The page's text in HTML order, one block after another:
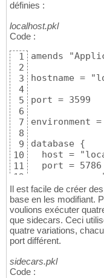
14
16
17
18
19
20
21
22
23
24
25
26
27
28
29
31
32
/// The
username:
/// The
  host: String
/// The
/// The
dbName:
typealias
définies :
localhost.pkl
Code :
1
2
3
4
5
6
7
8
9
10
11
12
13
14
15
amends
hostname =
port = 3599
environment
database {
host =
  port = 5786
username =
password =
dbName =
}
Il est facile de créer
base en les modifiant.
voulions exécuter
que sidecars. Ceci
quatre variations,
port différent.
sidecars.pkl
Code :